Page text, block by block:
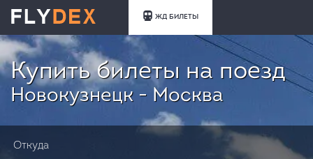
ЖД БИЛЕТЫ
Купить билеты на поезд
Новокузнецк - Москва
Откуда